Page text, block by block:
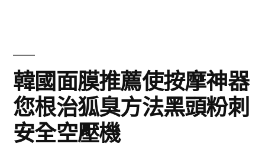
韓國面膜推薦使按摩神器
您根治狐臭方法黑頭粉刺
安全空壓機